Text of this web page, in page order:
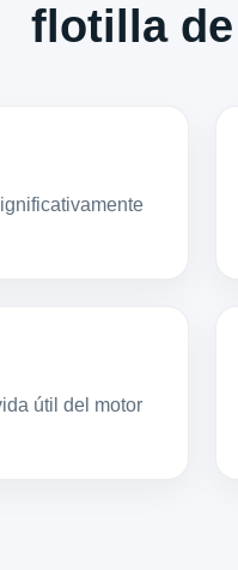
flotilla de
útil del motor